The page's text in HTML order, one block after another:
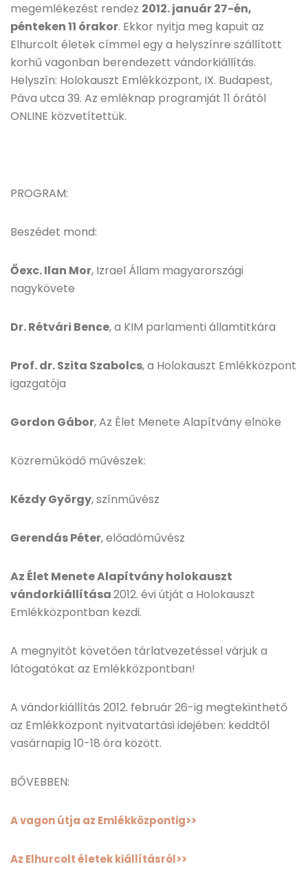
megemlékezést rendez 2012. január 27-én,
pénteken 11 órakor. Ekkor nyitja meg kapuit az
Elhurcolt életek címmel egy a helyszínre szállított
korhű vagonban berendezett vándorkiállítás.
Helyszín: Holokauszt Emlékközpont, IX. Budapest,
Páva utca 39. Az emléknap programját 11 órától
ONLINE közvetítettük.
PROGRAM:
Beszédet mond:
Őexc. Ilan Mor, Izrael Állam magyarországi
nagykövete
Dr. Rétvári Bence, a KIM parlamenti államtitkára
Prof. dr. Szita Szabolcs, a Holokauszt Emlékközpont
igazgatója
Gordon Gábor, Az Élet Menete Alapítvány elnöke
Közreműködő művészek:
Kézdy György, színművész
Gerendás Péter, előadóművész
Az Élet Menete Alapítvány holokauszt
vándorkiállítása2012. évi útját a Holokauszt
Emlékközpontban kezdi.
A megnyitót követően tárlatvezetéssel várjuk a
látogatókat az Emlékközpontban!
A vándorkiállítás 2012. február 26-ig megtekinthető
az Emlékközpont nyitvatartási idejében: keddtől
vasárnapig 10-18 óra között.
BŐVEBBEN:
A vagon útja az Emlékközpontig>>
Az Elhurcolt életek kiállításról>>